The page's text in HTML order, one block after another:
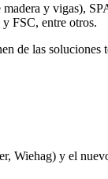
madera y vigas),
FSC, entre otros.
de las soluciones
Wiehag) y el